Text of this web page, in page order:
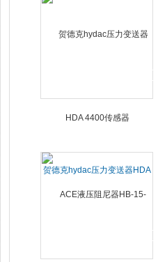
贺德克hydac压力变送器HDA